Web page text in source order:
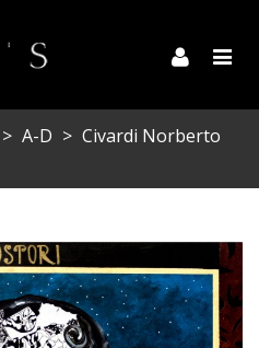
> A-D > Civardi Norberto